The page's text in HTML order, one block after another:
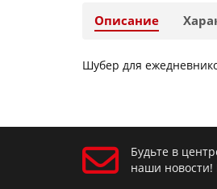
Описание
Шубер для
Будьте в
наши новости!